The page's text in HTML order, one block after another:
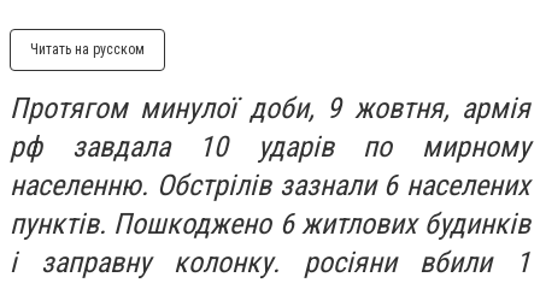
Читать на русском
Протягом минулої доби, 9 жовтня, армія
рф завдала 10 ударів по мирному
населенню. Обстрілів зазнали 6 населених
пунктів. Пошкоджено 6 житлових будинків
і заправну колонку. росіяни вбили 1